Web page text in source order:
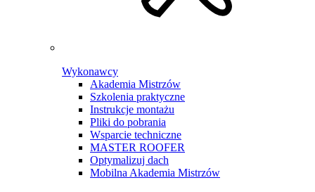
Wykonawcy
Akademia Mistrzów
Szkolenia praktyczne
Instrukcje montażu
Pliki do pobrania
Wsparcie techniczne
MASTER ROOFER
Optymalizuj dach
Mobilna Akademia Mistrzów